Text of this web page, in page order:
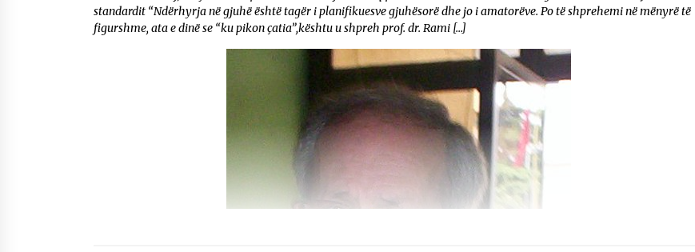
standardit “Ndërhyrja në gjuhë është tagër i planifikuesve gjuhësorë dhe jo i amatorëve. Po të shprehemi në mënyrë të
figurshme, ata e dinë se “ku pikon çatia”,kështu u shpreh prof. dr. Rami […]